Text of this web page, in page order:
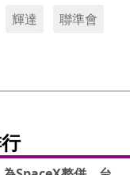
輝達 聯準會